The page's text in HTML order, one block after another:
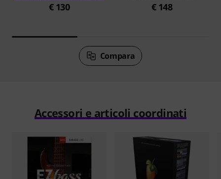
€ 130 € 148
Compara
Accessori e articoli coordinati